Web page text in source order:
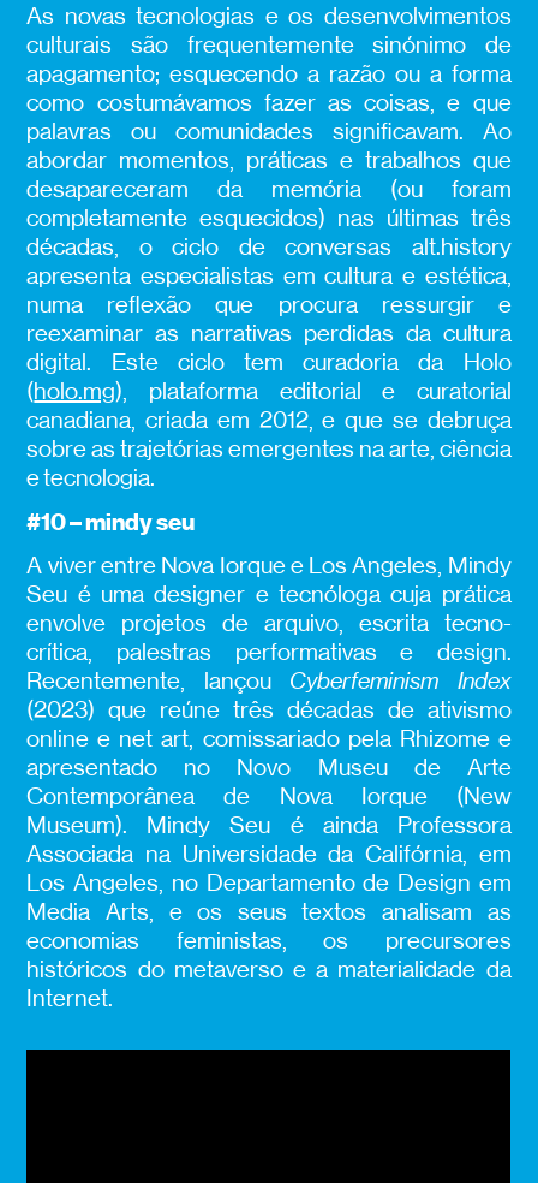
As novas tecnologias e os desenvolvimentos
culturais são frequentemente sinónimo de
apagamento; esquecendo a razão ou a forma
como costumávamos fazer as coisas, e que
palavras ou comunidades significavam. Ao
abordar momentos, práticas e trabalhos que
desapareceram da memória (ou foram
completamente esquecidos) nas últimas três
décadas, o ciclo de conversas alt.history
apresenta especialistas em cultura e estética,
numa reflexão que procura ressurgir e
reexaminar as narrativas perdidas da cultura
digital. Este ciclo tem curadoria da Holo
(holo.mg), plataforma editorial e curatorial
canadiana, criada em 2012, e que se debruça
sobre as trajetórias emergentes na arte, ciência
e tecnologia.
#10 –mindy seu
A viver entre Nova Iorque e Los Angeles, Mindy
Seu é uma designer e tecnóloga cuja prática
envolve projetos de arquivo, escrita tecno-
crítica, palestras performativas e design.
Recentemente, lançou Cyberfeminism Index
(2023) que reúne três décadas de ativismo
online e net art, comissariado pela Rhizome e
apresentado no Novo Museu de Arte
Contemporânea de Nova Iorque (New
Museum). Mindy Seu é ainda Professora
Associada na Universidade da Califórnia, em
Los Angeles, no Departamento de Design em
Media Arts, e os seus textos analisam as
economias feministas, os precursores
históricos do metaverso e a materialidade da
Internet.